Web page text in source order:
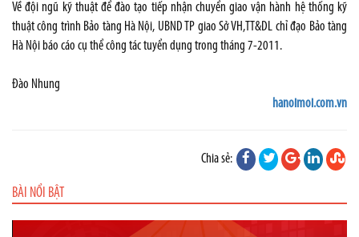
Về đội ngũ kỹ thuật để đào tạo tiếp nhận chuyển giao vận hành hệ thống kỹ
thuật công trình Bảo tàng Hà Nội, UBND TP giao Sở VH,TT&DL chỉ đạo Bảo tàng
Hà Nội báo cáo cụ thể công tác tuyển dụng trong tháng 7-2011.
Đào Nhung
hanoimoi.com.vn
Chia sẻ:
BÀI NỔI BẬT